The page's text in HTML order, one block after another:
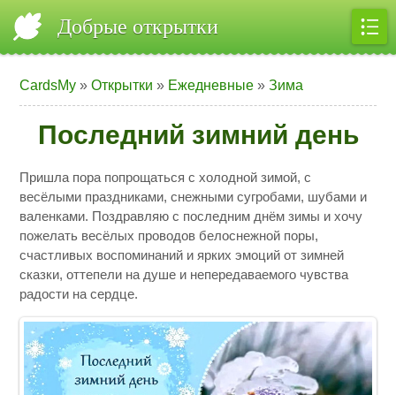
Добрые открытки
CardsMy »Открытки » Ежедневные »Зима
Последний зимний день
Пришла пора попрощаться с холодной зимой, с
весёлыми праздниками, снежными сугробами, шубами и
валенками. Поздравляю с последним днём зимы и хочу
пожелать весёлых проводов белоснежной поры,
счастливых воспоминаний и ярких эмоций от зимней
сказки, оттепели на душе и непередаваемого чувства
радости на сердце.